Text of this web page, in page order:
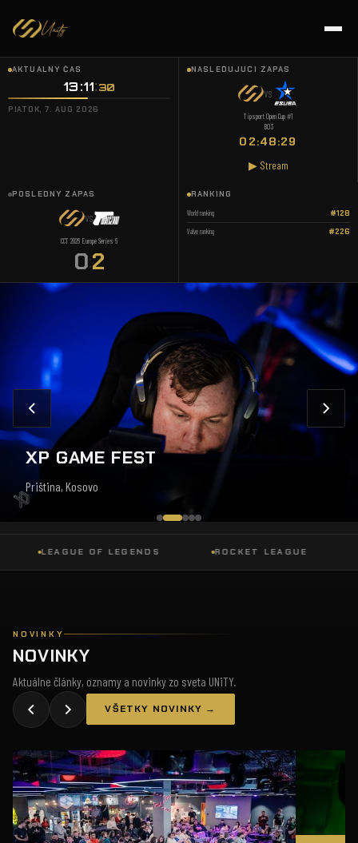
AKTUÁLNY ČAS
13:11:30
PIATOK, 7. AUG 2026
NASLEDUJÚCI ZÁPAS
VS
Tipsport Open Cup #1
BO3
02:48:29
▶ Stream
POSLEDNÝ ZÁPAS
VS
CCT 2026 Europe Series 6
0:2
RANKING
World ranking #128
Valve ranking #226
XP GAME FEST
Priština, Kosovo
LEAGUE OF LEGENDS ROCKET LEAGUE
NOVINKY
NOVINKY
Aktuálne články, oznamy a novinky zo sveta UNiTY.
VŠETKY NOVINKY →